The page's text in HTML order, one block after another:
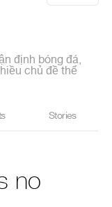
định bóng đá,
chủ đề thể
Stories
no